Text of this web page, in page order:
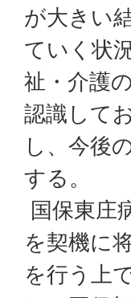
が大きい
ていく状
祉・介護
認識して
し、今後
する。
国保東庄
を契機に
を行う上